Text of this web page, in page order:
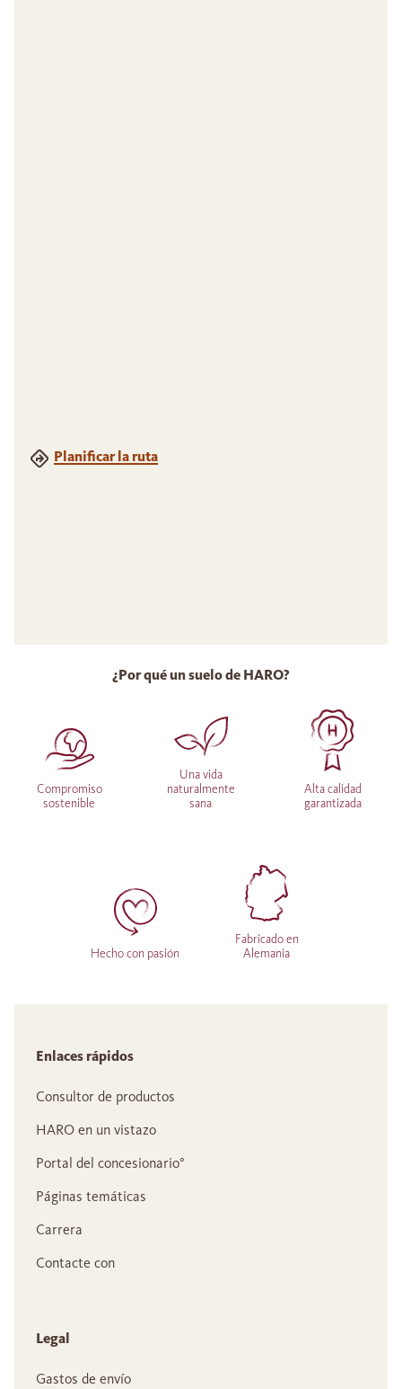
Planificar la ruta
¿Por qué un suelo de HARO?
Compromiso
sostenible
Una vida
naturalmente
sana
Alta calidad
garantizada
Hecho con pasión
Fabricado en
Alemania
Enlaces rápidos
Consultor de productos
HARO en un vistazo
Portal del concesionario°
Páginas temáticas
Carrera
Contacte con
Legal
Gastos de envío